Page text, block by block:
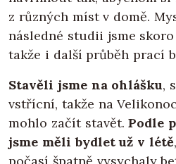
z různých míst v domě.
následné studii jsme
takže i další průběh prací
Stavěli jsme na ohlášku,
vstřícní, takže na
mohlo začít stavět.Podle
jsme měli bydlet už v létě